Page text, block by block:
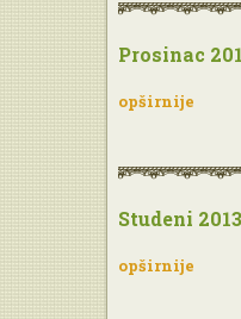
Prosinac
opširnije
Studeni 2013
opširnije